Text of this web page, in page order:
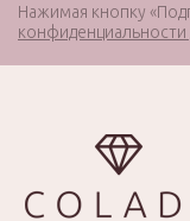
Нажимая кнопку
конфиденциальности